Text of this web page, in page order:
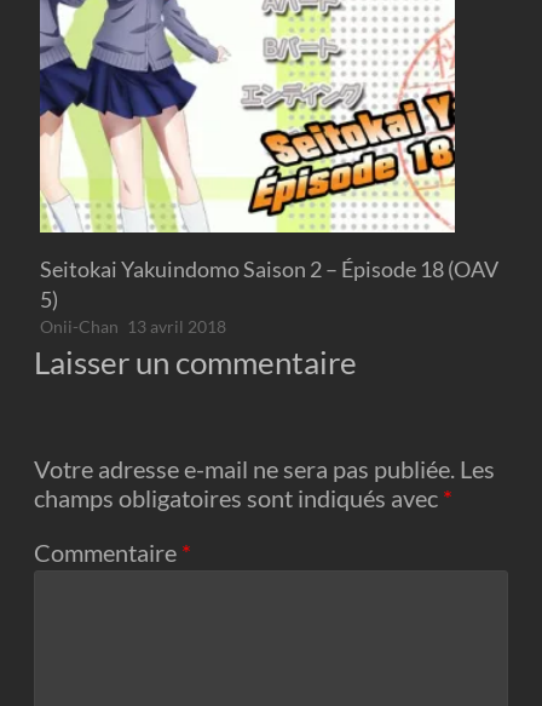
Seitokai Yakuindomo Saison 2 – Épisode 18 (OAV
5)
Onii-Chan 13 avril 2018
Laisser un commentaire
Votre adresse e-mail ne sera pas publiée. Les
champs obligatoires sont indiqués avec *
Commentaire *